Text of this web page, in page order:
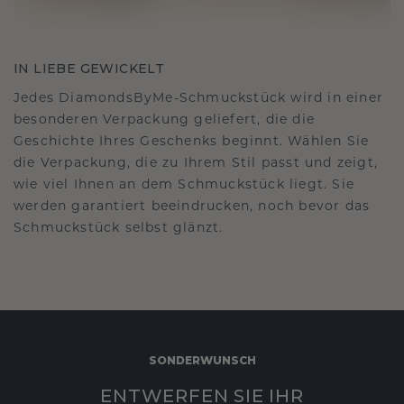
IN LIEBE GEWICKELT
Jedes DiamondsByMe-Schmuckstück wird in einer
besonderen Verpackung geliefert, die die
Geschichte Ihres Geschenks beginnt. Wählen Sie
die Verpackung, die zu Ihrem Stil passt und zeigt,
wie viel Ihnen an dem Schmuckstück liegt. Sie
werden garantiert beeindrucken, noch bevor das
Schmuckstück selbst glänzt.
SONDERWUNSCH
ENTWERFEN SIE IHR